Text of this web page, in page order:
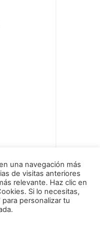
una navegación más
de visitas anteriores
relevante. Haz clic en
Si lo necesitas,
personalizar tu